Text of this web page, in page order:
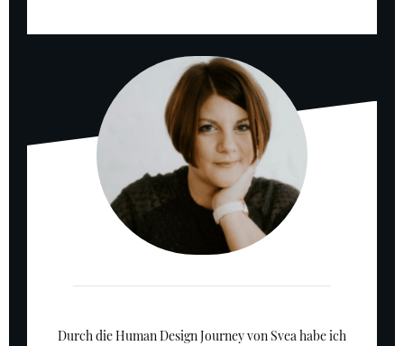
Durch die Human Design Journey von Svea habe ich